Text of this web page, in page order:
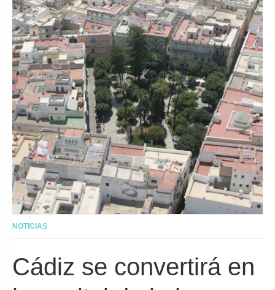
NOTICIAS
Cádiz se convertirá en